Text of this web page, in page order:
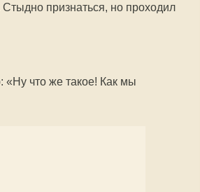
признаться, но проходил
«Ну что же такое! Как мы